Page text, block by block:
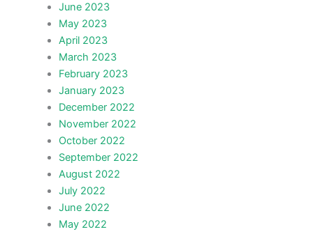
June 2023
May 2023
April 2023
March 2023
February 2023
January 2023
December 2022
November 2022
October 2022
September 2022
August 2022
July 2022
June 2022
May 2022